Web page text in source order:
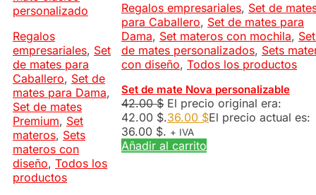
Regalos
empresariales, Set
de mates para
Caballero, Set de
mates para Dama,
Set de mates
Premium, Set
materos, Sets
materos con
diseño, Todos los
productos
Regalos empresariales, Set de
para Caballero, Set de mates para
Dama, Set materos con mochila,
de mates personalizados, Sets
con diseño, Todos los productos
Set de mate Nova personalizable
42.00$ El precio original era:
42.00 $.36.00 $El precio actual es:
36.00 $. + IVA
Añadir al carrito